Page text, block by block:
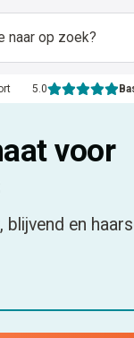
5.0
voor
blijvend en